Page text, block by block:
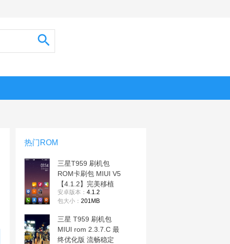
热门ROM
三星T959 刷机包
ROM卡刷包 MIUI V5
【4.1.2】完美移植
I9000，完美无BUG
安卓版本： 4.1.2
包大小： 201MB
三星 T959 刷机包
MIUI rom 2.3.7.C 最
终优化版 流畅稳定